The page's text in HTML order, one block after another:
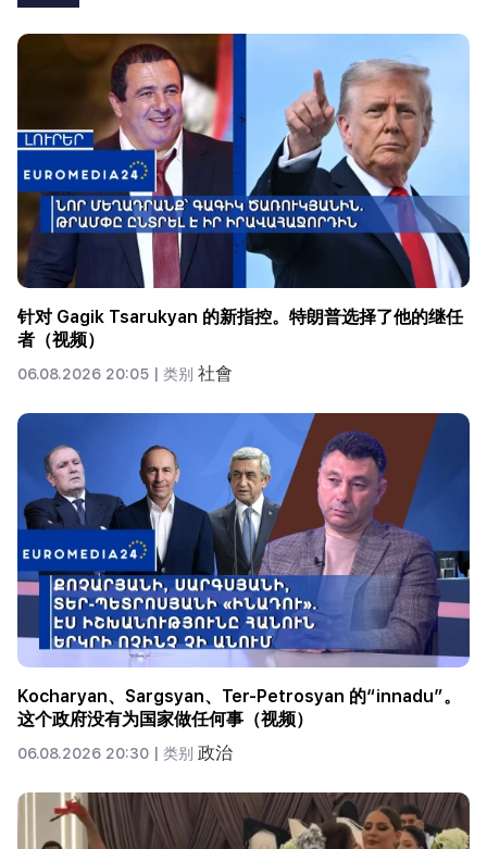
针对 Gagik Tsarukyan 的新指控。特朗普选择了他的继任
者（视频）
06.08.2026 20:05 | 类别 社會
Kocharyan、Sargsyan、Ter-Petrosyan 的“innadu”。
这个政府没有为国家做任何事（视频）
06.08.2026 20:30 | 类别 政治